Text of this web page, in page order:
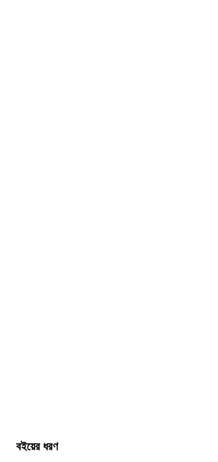
বইয়ের ধরণ